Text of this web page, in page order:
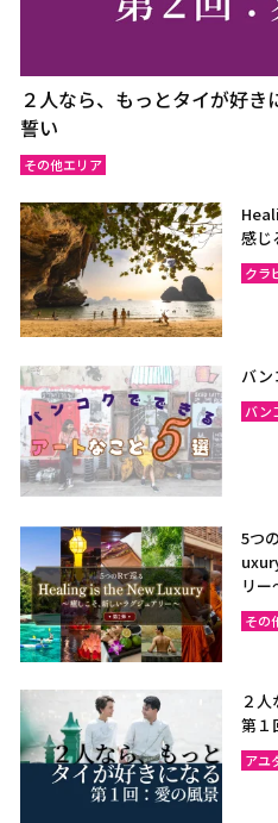
２人なら、もっとタイが好
誓い
その他エリア
感じ
クラ
バン
バン
5つ
リー
その
２
第１
アユ